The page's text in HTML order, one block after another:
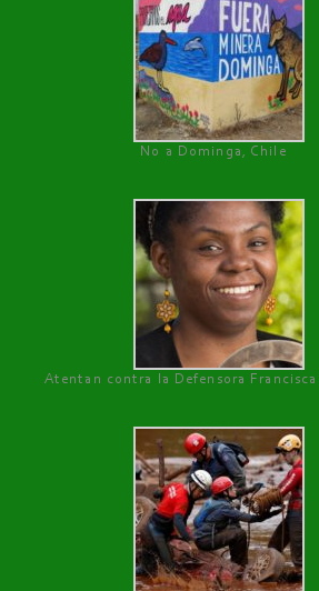
No a Dominga, Chile
Atentan contra la Defensora Francisca